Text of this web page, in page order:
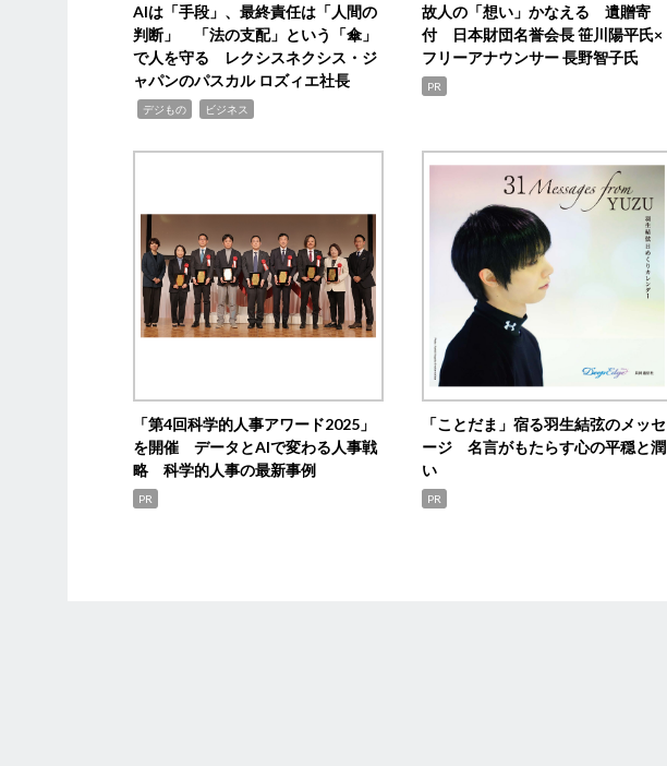
AIは「手段」、最終責任は「人間の
判断」 「法の支配」という「傘」
で人を守る レクシスネクシス・ジ
ャパンのパスカル ロズィエ社長
デジもの ビジネス
故人の「想い」かなえる 遺贈寄
付 日本財団名誉会長 笹川陽平氏×
フリーアナウンサー 長野智子氏
PR
「第4回科学的人事アワード2025」
を開催 データとAIで変わる人事戦
略 科学的人事の最新事例
PR
「ことだま」宿る羽生結弦のメッセ
ージ 名言がもたらす心の平穏と潤
い
PR